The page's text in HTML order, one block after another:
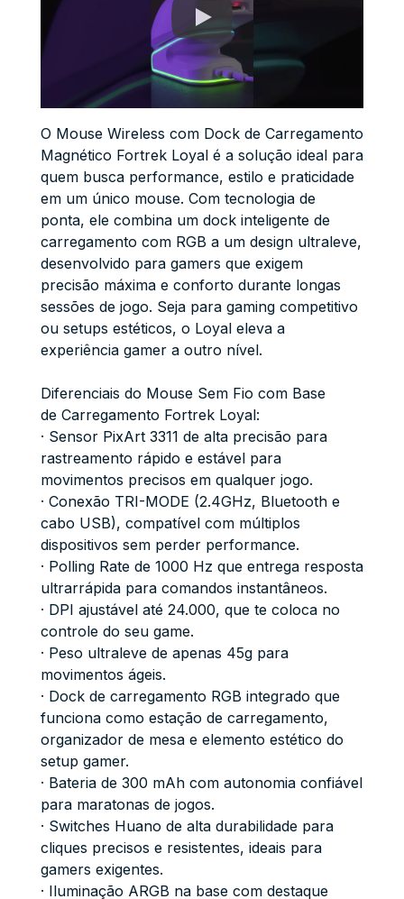
O Mouse Wireless com Dock de Carregamento
Magnético Fortrek Loyal é a solução ideal para
quem busca performance, estilo e praticidade
em um único mouse. Com tecnologia de
ponta, ele combina um dock inteligente de
carregamento com RGB a um design ultraleve,
desenvolvido para gamers que exigem
precisão máxima e conforto durante longas
sessões de jogo. Seja para gaming competitivo
ou setups estéticos, o Loyal eleva a
experiência gamer a outro nível.
Diferenciais do Mouse Sem Fio com Base
de Carregamento Fortrek Loyal:
· Sensor PixArt 3311 de alta precisão para
rastreamento rápido e estável para
movimentos precisos em qualquer jogo.
· Conexão TRI-MODE (2.4GHz, Bluetooth e
cabo USB), compatível com múltiplos
dispositivos sem perder performance.
· Polling Rate de 1000 Hz que entrega resposta
ultrarrápida para comandos instantâneos.
· DPI ajustável até 24.000, que te coloca no
controle do seu game.
· Peso ultraleve de apenas 45g para
movimentos ágeis.
· Dock de carregamento RGB integrado que
funciona como estação de carregamento,
organizador de mesa e elemento estético do
setup gamer.
· Bateria de 300 mAh com autonomia confiável
para maratonas de jogos.
· Switches Huano de alta durabilidade para
cliques precisos e resistentes, ideais para
gamers exigentes.
· Iluminação ARGB na base com destaque